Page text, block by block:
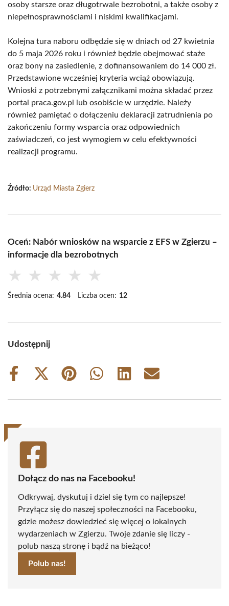
osoby starsze oraz długotrwale bezrobotni, a także osoby z
niepełnosprawnościami i niskimi kwalifikacjami.
Kolejna tura naboru odbędzie się w dniach od 27 kwietnia
do 5 maja 2026 roku i również będzie obejmować staże
oraz bony na zasiedlenie, z dofinansowaniem do 14 000 zł.
Przedstawione wcześniej kryteria wciąż obowiązują.
Wnioski z potrzebnymi załącznikami można składać przez
portal praca.gov.pl lub osobiście w urzędzie. Należy
również pamiętać o dołączeniu deklaracji zatrudnienia po
zakończeniu formy wsparcia oraz odpowiednich
zaświadczeń, co jest wymogiem w celu efektywności
realizacji programu.
Źródło: Urząd Miasta Zgierz
Oceń: Nabór wniosków na wsparcie z EFS w Zgierzu –
informacje dla bezrobotnych
★ ★ ★ ★ ★
Średnia ocena: 4.84 Liczba ocen: 12
Udostępnij
Share
Share
(Twitter)
Share
Share
Share
Share
Dołącz do nas na Facebooku!
Odkrywaj, dyskutuj i dziel się tym co najlepsze!
Przyłącz się do naszej społeczności na Facebooku,
gdzie możesz dowiedzieć się więcej o lokalnych
wydarzeniach w Zgierzu. Twoje zdanie się liczy -
polub naszą stronę i bądź na bieżąco!
Polub nas!